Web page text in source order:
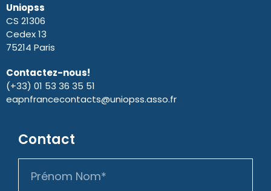
Uniopss
CS 21306
Cedex 13
75214 Paris
Contactez-nous!
(+33) 01 53 36 35 51
eapnfrancecontacts@uniopss.asso.fr
Contact